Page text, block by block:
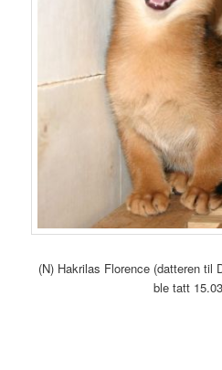
(N) Hakrilas Florence (datteren til
ble tatt